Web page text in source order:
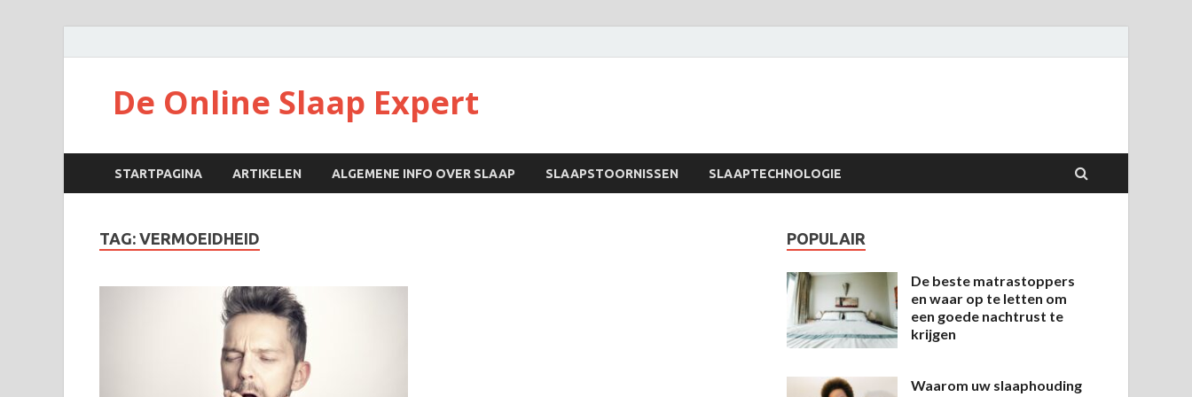
De Online Slaap Expert
STARTPAGINA ARTIKELEN ALGEMENE INFO OVER SLAAP SLAAPSTOORNISSEN SLAAPTECHNOLOGIE
TAG: VERMOEIDHEID POPULAIR
De beste matrastoppers
en waar op te letten om
een goede nachtrust te
krijgen
Waarom uw slaaphouding